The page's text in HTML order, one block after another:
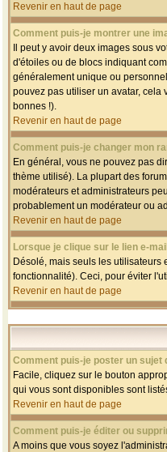
Revenir en haut de page
Comment puis-je montrer une
Il peut y avoir deux images sous
d'étoiles ou de blocs indiquant
généralement unique ou
pouvez pas utiliser un avatar,
bonnes !).
Revenir en haut de page
Comment puis-je changer mon
En général, vous ne pouvez pas
thème utilisé). La plupart des
modérateurs et administrateurs
probablement un modérateur ou
Revenir en haut de page
Lorsque je clique sur le lien e-
Désolé, mais seuls les
fonctionnalité). Ceci, pour éviter
Revenir en haut de page
Comment puis-je poster un sujet
Facile, cliquez sur le bouton
qui vous sont disponibles sont
Revenir en haut de page
Comment puis-je éditer ou
A moins que vous soyez